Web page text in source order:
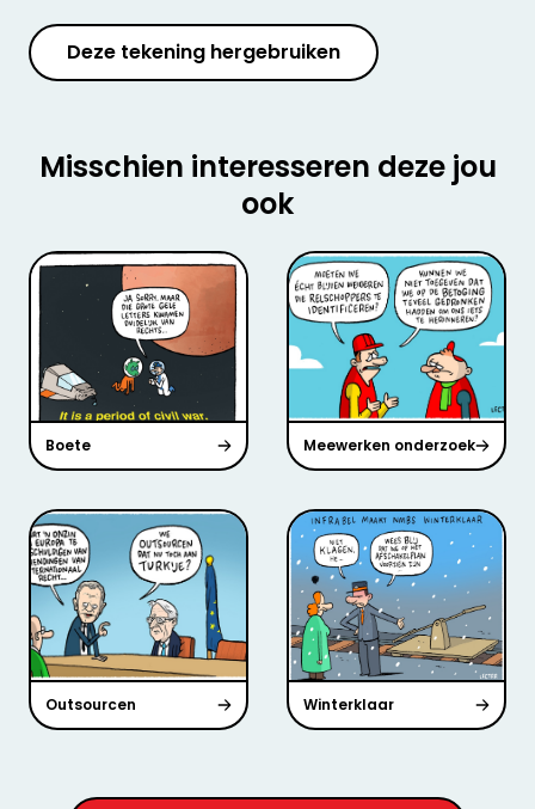
Deze tekening hergebruiken
Misschien interesseren deze jou
ook
Boete Meewerken onderzoek
Outsourcen Winterklaar